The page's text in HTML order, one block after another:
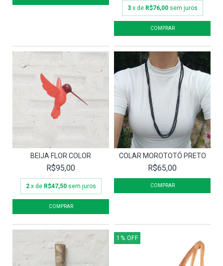
3 x de R$76,00 sem juros
BEIJA FLOR COLOR
R$95,00
2 x de R$47,50 sem juros
COLAR MOROTOTÓ PRETO
R$65,00
1 % OFF